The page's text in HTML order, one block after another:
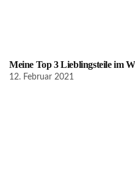
Meine Top 3 Lieblingsteile im
12. Februar 2021